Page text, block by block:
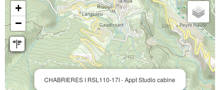
CHABRIERES I RSL110-17I - Appt Studio cabine
+
−